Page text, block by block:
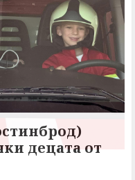
децата от